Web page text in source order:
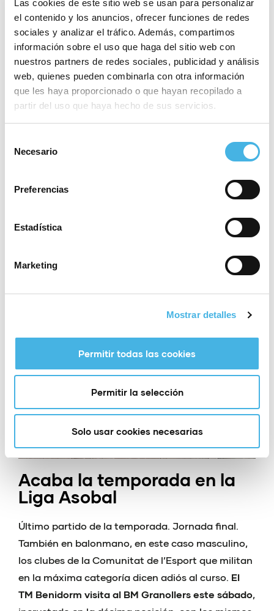
Las cookies de este sitio web se usan para personalizar
el contenido y los anuncios, ofrecer funciones de redes
sociales y analizar el tráfico. Además, compartimos
información sobre el uso que haga del sitio web con
nuestros partners de redes sociales, publicidad y análisis
web, quienes pueden combinarla con otra información
que les haya proporcionado o que hayan recopilado a
partir del uso que haya hecho de sus servicios.
Necesario
Preferencias
Estadística
Marketing
Mostrar detalles
Permitir todas las cookies
Permitir la selección
Solo usar cookies necesarias
versión fueron capaces de golpear, reaccionar y
volver a golpear en el marcador. El título está
abierto, pero si algo tiene este Atticgo BM Elche
es que de los cinco partidos que ha perdido
durante este curso en todas las competiciones,
sólo en uno el rival consiguió dejarla con un
déficit que hoy le apartaría del entorchado
El partido se podrá vivir en pantalla gigante en el
Centro Deportivo Tiro de Pichón, en Elche, con
apertura de puertas desde las 17:30 horas. Y
club y en la web de Comunitat de l’Esport.
Acaba la temporada en la
Liga Asobal
Último partido de la temporada. Jornada final.
También en balonmano, en este caso masculino,
los clubes de la Comunitat de l’Esport que militan
en la máxima categoría dicen adiós al curso. El
TM Benidorm visita al BM Granollers este sábado,